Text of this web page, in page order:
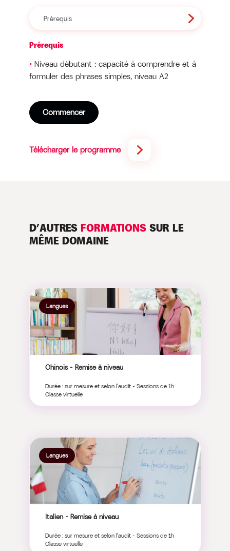
Prérequis
Prérequis
Niveau débutant : capacité à comprendre et à
formuler des phrases simples, niveau A2
Commencer
Télécharger le programme
D’AUTRES FORMATIONSSUR LE
MÊME DOMAINE
Langues
Chinois – Remise à niveau
Durée : sur mesure et selon l'audit - Sessions de 1h
Classe virtuelle
Langues
Italien – Remise à niveau
Durée : sur mesure et selon l'audit - Sessions de 1h
Classe virtuelle